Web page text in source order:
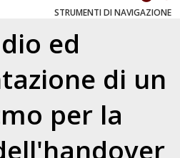
STRUMENTI DI NAVIGAZIONE
ed
di un
per la